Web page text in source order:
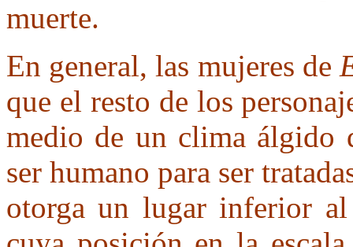
muerte.
En general, las mujeres de
que el resto de los
medio de un clima álgido
ser humano para ser
otorga un lugar inferior